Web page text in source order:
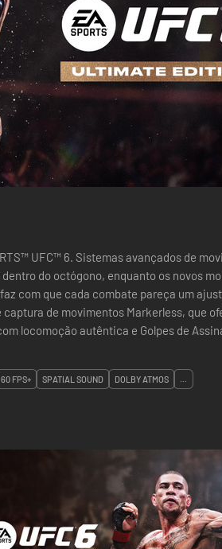
UFC™ 6. Sistemas avançados de
do octógono, enquanto os novos
com que cada combate pareça um
de movimentos Markerless, que
locomoção autêntica e Golpes de
c...
60 FPS+ SPATIAL SOUND DOLBY ATMOS ...